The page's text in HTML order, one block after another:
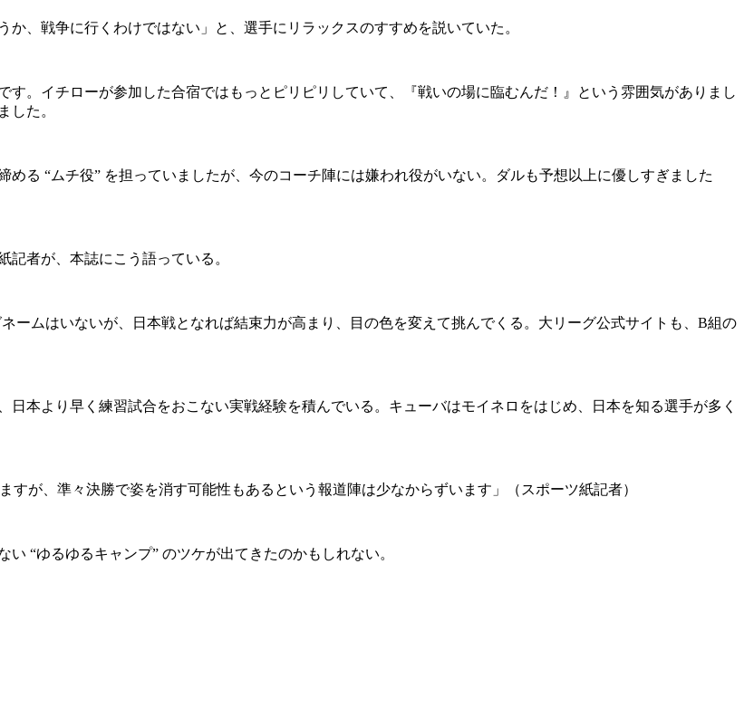
、戦争に行くわけではない」と、選手にリラックスのすすめを説いていた。
す。イチローが参加した合宿ではもっとピリピリしていて、『戦いの場に臨むんだ！』という雰囲気がありまし
した。
る “ムチ役” を担っていましたが、今のコーチ陣には嫌われ役がいない。ダルも予想以上に優しすぎました
者が、本誌にこう語っている。
ームはいないが、日本戦となれば結束力が高まり、目の色を変えて挑んでくる。大リーグ公式サイトも、B組の
本より早く練習試合をおこない実戦経験を積んでいる。キューバはモイネロをはじめ、日本を知る選手が多く
が、準々決勝で姿を消す可能性もあるという報道陣は少なからずいます」（スポーツ紙記者）
“ゆるゆるキャンプ” のツケが出てきたのかもしれない。